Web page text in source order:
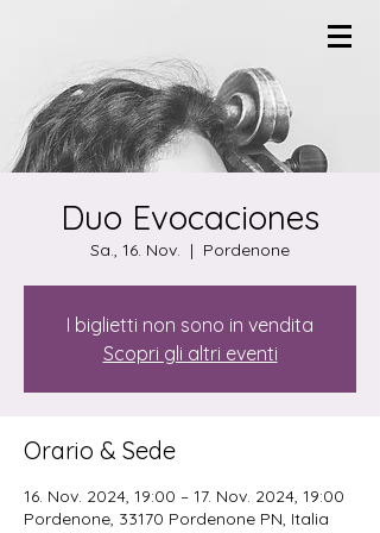
Duo Evocaciones
Sa., 16. Nov.
  |
Pordenone
I biglietti non sono in vendita
Scopri gli altri eventi
Orario & Sede
16. Nov. 2024, 19:00 – 17. Nov. 2024, 19:00
Pordenone, 33170 Pordenone PN, Italia